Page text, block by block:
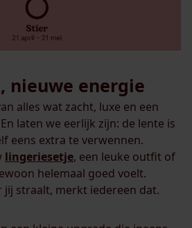
nieuwe energie
alles wat zacht, luxe en een
laten we eerlijk zijn: de lente is
eens extra te verwennen.
lingeriesetje, een leuke outfit of
helemaal goed voelt.
jij straalt, merkt iedereen dat.